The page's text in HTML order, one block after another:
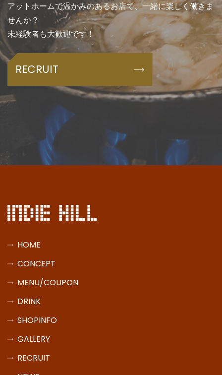
アットホームで温かみのあるお店で、一緒に楽しく働きま
せんか？
未経験者も大歓迎です！
RECRUIT
HOME
CONCEPT
MENU/COUPON
DRINK
SHOPINFO
GALLERY
RECRUIT